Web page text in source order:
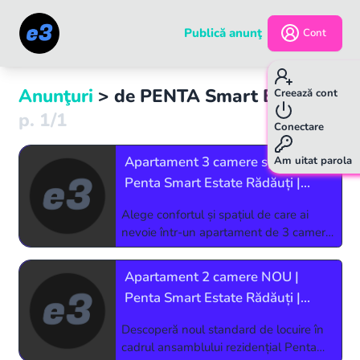
Publică anunţ Cont
Creează cont
Conectare
Am uitat parola
Anunţuri > de PENTA Smart Estate
p. 1/1
Apartament 3 camere spațios |
Penta Smart Estate Rădăuți |
Alege confortul și spațiul de care ai
nevoie într-un apartament de 3 camere
din ansamblul rezidențial Penta Smart
nr. 217A. 🏡 Apartament ideal pentru
familie
Apartament 2 camere NOU |
Penta Smart Estate Rădăuți |
Descoperă noul standard de locuire în
cadrul ansamblului rezidențial Penta